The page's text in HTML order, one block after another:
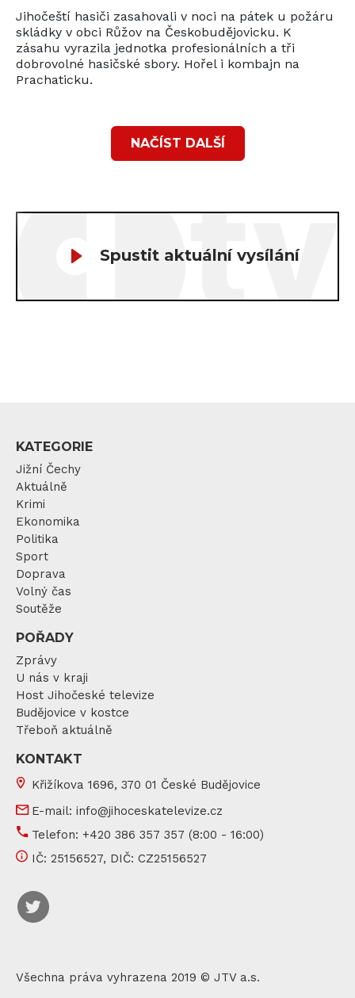
Jihočeští hasiči zasahovali v noci na pátek u požáru
skládky v obci Růžov na Českobudějovicku. K
zásahu vyrazila jednotka profesionálních a tři
dobrovolné hasičské sbory. Hořel i kombajn na
Prachaticku.
NAČÍST DALŠÍ
Spustit aktuální vysílání
KATEGORIE
Jižní Čechy
Aktuálně
Krimi
Ekonomika
Politika
Sport
Doprava
Volný čas
Soutěže
POŘADY
Zprávy
U nás v kraji
Host Jihočeské televize
Budějovice v kostce
Třeboň aktuálně
KONTAKT
Křižíkova 1696, 370 01 České Budějovice
E-mail: info@jihoceskatelevize.cz
Telefon: +420 386 357 357 (8:00 - 16:00)
IČ: 25156527, DIČ: CZ25156527
Všechna práva vyhrazena 2019 © JTV a.s.